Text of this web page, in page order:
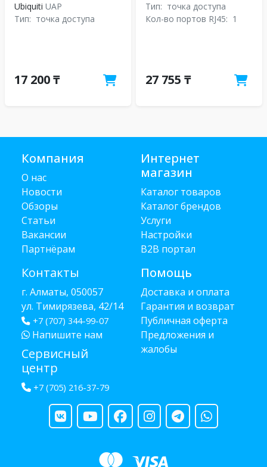
Ubiquiti UAP
Тип: точка доступа
17 200 ₸
Тип: точка доступа
Кол-во портов RJ45: 1
27 755 ₸
Компания
О нас
Новости
Обзоры
Статьи
Вакансии
Партнёрам
Контакты
г. Алматы, 050057
ул. Тимирязева, 42/14
+7 (707) 344-99-07
Напишите нам
Сервисный
центр
+7 (705) 216-37-79
Интернет
магазин
Каталог товаров
Каталог брендов
Услуги
Настройки
B2B портал
Помощь
Доставка и оплата
Гарантия и возврат
Публичная оферта
Предложения и
жалобы